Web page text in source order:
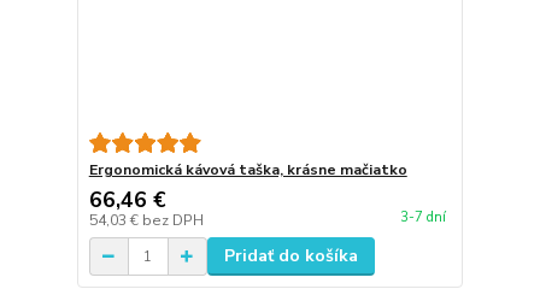
Ergonomická kávová taška, krásne mačiatko
66,46 €
54,03 € bez DPH 3-7 dní
Pridať do košíka